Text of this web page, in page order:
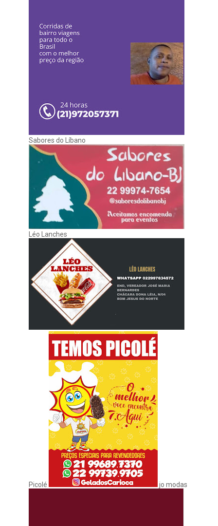
Sabores do Líbano
Léo Lanches
Picolé jo modas